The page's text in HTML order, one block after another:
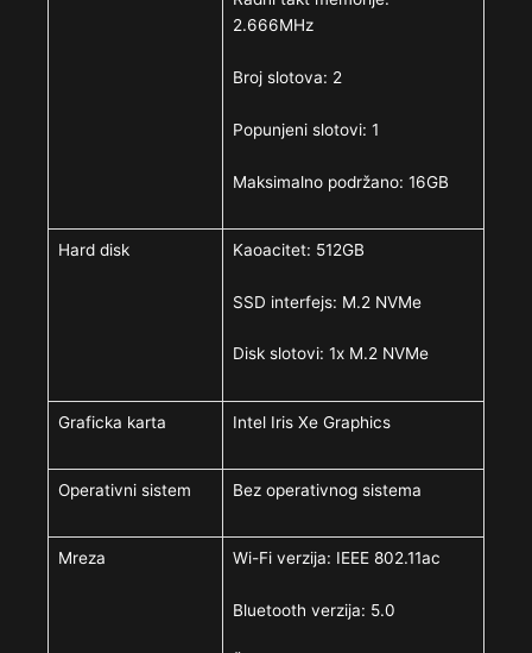
2.666MHz
Broj slotova: 2
Popunjeni slotovi: 1
Maksimalno podržano: 16GB
Hard disk Kaoacitet: 512GB
SSD interfejs: M.2 NVMe
Disk slotovi: 1x M.2 NVMe
Graficka karta Intel Iris Xe Graphics
Operativni sistem Bez operativnog sistema
Mreza Wi-Fi verzija: IEEE 802.11ac
Bluetooth verzija: 5.0